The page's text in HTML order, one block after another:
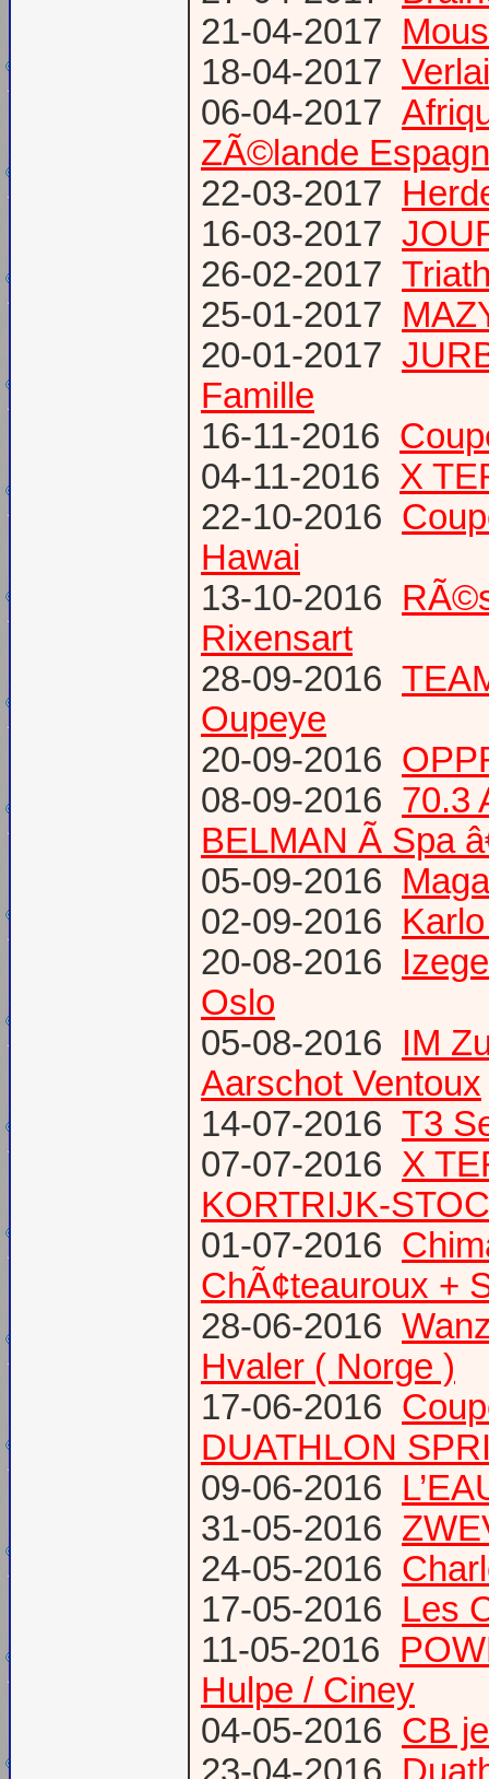
21-04-2017
18-04-2017
06-04-2017
ZÃ©lande
22-03-2017
16-03-2017
26-02-2017
25-01-2017
20-01-2017
Famille
16-11-2016
04-11-2016 X
22-10-2016
Hawai
13-10-2016
Rixensart
28-09-2016
Oupeye
20-09-2016
08-09-2016 70.3
BELMAN Ã Spa
05-09-2016
02-09-2016
20-08-2016
Oslo
05-08-2016 IM
Aarschot Ventoux
14-07-2016 T3
07-07-2016 X
KORTRIJK-
01-07-2016
ChÃ¢teauroux +
28-06-2016
Hvaler ( Norge )
17-06-2016
DUATHLON
09-06-2016
31-05-2016
24-05-2016
17-05-2016 Les
11-05-2016
Hulpe / Ciney
04-05-2016 CB